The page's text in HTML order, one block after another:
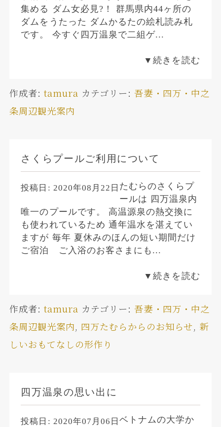
集める ダム女必見?！ 群馬県内44ヶ所の
ダムをうたった ダムかるたの絵札読み札
です。 今すぐ四万温泉で二組ゲ...
▼続きを読む
作成者: tamura カテゴリー:吾妻・四万・中之
条周辺観光案内
さくらプールご利用について
投稿日: 2020年08月22日 たむらのさくらプ
ールは 四万温泉内
唯一のプールです。 高温源泉の熱交換に
も使われているため 通年温水を湛えてい
ますが 毎年 夏休みのほんの短い期間だけ
ご宿泊 ご入浴のお客さまにも...
▼続きを読む
作成者: tamura カテゴリー:吾妻・四万・中之
条周辺観光案内, 四万たむらからのお知らせ, 新
しいおもてなしの形作り
四万温泉の思い出に
投稿日: 2020年07月06日ベトナムの大学か